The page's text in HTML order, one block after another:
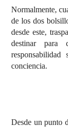
Normalmente,
de los dos
desde este,
destinar para
conciencia.
Desde un punto